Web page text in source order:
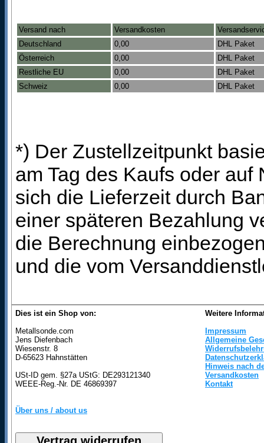
Versand nach Versandkosten
Deutschland
0,00
DHL Paket
Österreich
0,00
DHL Paket
Restliche EU
0,00
DHL Paket
Schweiz
0,00 DHL Paket
*) Der Zustellzeitpunkt
am Tag des Kaufs oder
sich die Lieferzeit durch
einer späteren Bezahlung
die Berechnung
und die vom
Dies ist ein Shop von:
Metallsonde.com
Jens Diefenbach
Wiesenstr. 8
D-65623 Hahnstätten
USt-ID gem. §27a UStG: DE293121340
WEEE-Reg.-Nr. DE 46869397
Über uns / about us
Weitere
Impressum
Allgemeine
Hinweis nach
Versandkosten
Kontakt